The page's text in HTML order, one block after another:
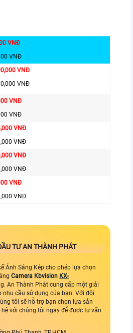
VNĐ
VNĐ
VNĐ
VNĐ
VNĐ
VNĐ
VNĐ
VNĐ
VNĐ
VNĐ
VNĐ
VNĐ
TƯ AN THÀNH PHÁT
Ánh Sáng Kép cho phép lựa chọn
Camera Kbvision KX-
An Thành Phát cung cấp một giải
cầu sử dụng của bạn. Với đội
tôi sẽ hỗ trợ bạn chọn lựa sản
với chúng tôi ngay để được tư vấn